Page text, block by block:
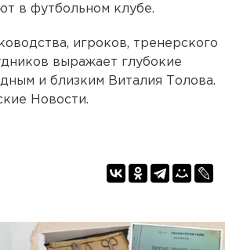
в футбольном клубе.
игроков, тренерского
выражает глубокие
и близким Виталия Толова.
Новости.